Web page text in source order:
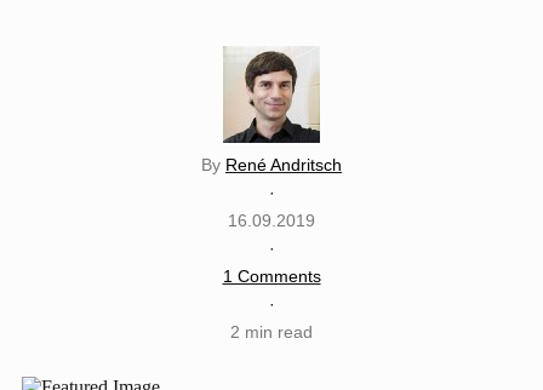
By René Andritsch
·
16.09.2019
·
1 Comments
·
2 min read